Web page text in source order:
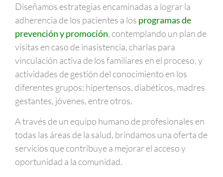
Diseñamos estrategias encaminadas a lograr la
adherencia de los pacientes a los programas de
prevención y promoción, contemplando un plan de
visitas en caso de inasistencia, charlas para
vinculación activa de los familiares en el proceso, y
actividades de gestión del conocimiento en los
diferentes grupos: hipertensos, diabéticos, madres
gestantes, jóvenes, entre otros.
A través de un equipo humano de profesionales en
todas las áreas de la salud, brindamos una oferta de
servicios que contribuye a mejorar el acceso y
oportunidad a la comunidad.